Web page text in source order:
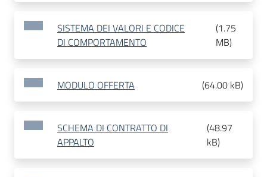
SISTEMA DEI VALORI E CODICE
DI COMPORTAMENTO
(1.75
MB)
MODULO OFFERTA (64.00 kB)
SCHEMA DI CONTRATTO DI
APPALTO
(48.97
kB)